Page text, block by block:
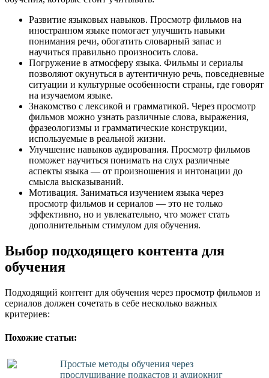
Развитие языковых навыков. Просмотр фильмов на
иностранном языке помогает улучшить навыки
понимания речи, обогатить словарный запас и
научиться правильно произносить слова.
Погружение в атмосферу языка. Фильмы и сериалы
позволяют окунуться в аутентичную речь, повседневные
ситуации и культурные особенности страны, где говорят
на изучаемом языке.
Знакомство с лексикой и грамматикой. Через просмотр
фильмов можно узнать различные слова, выражения,
фразеологизмы и грамматические конструкции,
используемые в реальной жизни.
Улучшение навыков аудирования. Просмотр фильмов
поможет научиться понимать на слух различные
аспекты языка — от произношения и интонации до
смысла высказываний.
Мотивация. Заниматься изучением языка через
просмотр фильмов и сериалов — это не только
эффективно, но и увлекательно, что может стать
дополнительным стимулом для обучения.
Выбор подходящего контента для
обучения
Подходящий контент для обучения через просмотр фильмов и
сериалов должен сочетать в себе несколько важных
критериев:
Похожие статьи:
Простые методы обучения через
прослушивание подкастов и аудиокниг